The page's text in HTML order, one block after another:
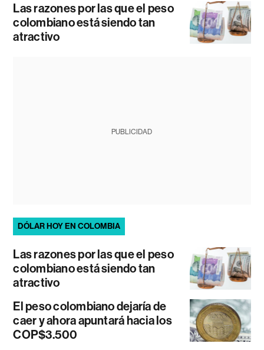
Las razones por las que el peso
colombiano está siendo tan
atractivo
PUBLICIDAD
DÓLAR HOY EN COLOMBIA
Las razones por las que el peso
colombiano está siendo tan
atractivo
El peso colombiano dejaría de
caer y ahora apuntará hacia los
COP$3.500